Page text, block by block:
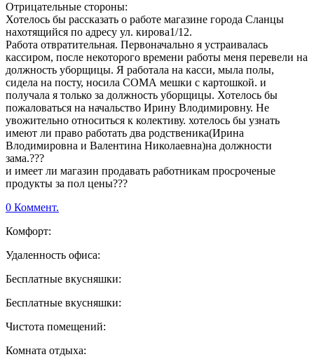
Отрицательные стороны:
Хотелось бы рассказать о работе магазине города Сланцы
нахотящийся по адресу ул. кирова1/12.
Работа отвратительная. Первоначально я устраивалась
кассиром, после некоторого времени работы меня перевели на
должность уборщицы. Я работала на касси, мыла полы,
сидела на посту, носила СОМА мешки с картошкой. и
получала я только за должность уборщицы. Хотелось бы
пожаловаться на начальство Ирину Влодимировну. Не
увожительно относиться к колективу. хотелось бы узнать
имеют ли право работать два родственика(Ирина
Влодимировна и Валентина Николаевна)на должности
зама.???
и имеет ли магазин продавать работникам просроченые
продукты за пол цены???
0 Коммент.
Комфорт:
Удаленность офиса:
Бесплатные вкусняшки:
Бесплатные вкусняшки:
Чистота помещений:
Комната отдыха: